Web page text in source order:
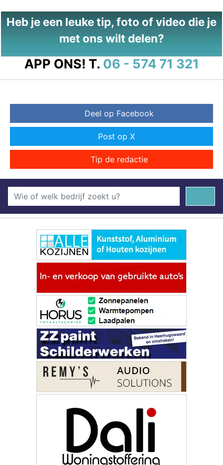
Heb je een leuke tip, foto of video die je
met ons wilt delen?
APP ONS! T. 06 - 574 71 321
Deel op Facebook
Post op X
Tip de redactie